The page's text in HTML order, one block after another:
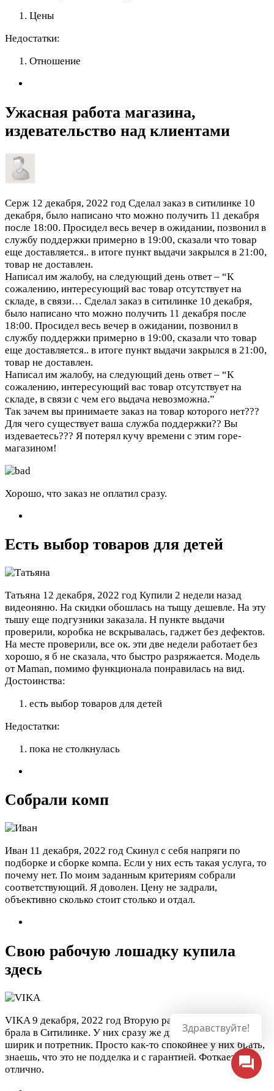
Цены
Недостатки:
Отношение
Ужасная работа магазина,
издевательство над клиентами
Серж 12 декабря, 2022 год Сделал заказ в ситилинке 10
декабря, было написано что можно получить 11 декабря
после 18:00. Просидел весь вечер в ожидании, позвонил в
службу поддержки примерно в 19:00, сказали что товар
еще доставляется.. в итоге пункт выдачи закрылся в 21:00,
товар не доставлен.
Написал им жалобу, на следующий день ответ – “К
сожалению, интересующий вас товар отсутствует на
складе, в связи… Сделал заказ в ситилинке 10 декабря,
было написано что можно получить 11 декабря после
18:00. Просидел весь вечер в ожидании, позвонил в
службу поддержки примерно в 19:00, сказали что товар
еще доставляется.. в итоге пункт выдачи закрылся в 21:00,
товар не доставлен.
Написал им жалобу, на следующий день ответ – “К
сожалению, интересующий вас товар отсутствует на
складе, в связи с чем его выдача невозможна.”
Так зачем вы принимаете заказ на товар которого нет???
Для чего существует ваша служба поддержки?? Вы
издеваетесь??? Я потерял кучу времени с этим горе-
магазином!
Хорошо, что заказ не оплатил сразу.
Есть выбор товаров для детей
Татьяна 12 декабря, 2022 год Купили 2 недели назад
видеоняню. На скидки обошлась на тыщу дешевле. На эту
тышу еще подгузники заказала. Н пункте выдачи
проверили, коробка не вскрывалась, гаджет без дефектов.
На месте проверили, все ок. эти две недели работает без
хорошо, я б не сказала, что быстро разряжается. Модель
от Maman, помимо функционала понравилась на вид.
Достоинства:
есть выбор товаров для детей
Недостатки:
пока не столкнулась
Собрали комп
Иван 11 декабря, 2022 год Скинул с себя напряги по
подборке и сборке компа. Если у них есть такая услуга, то
почему нет. По моим заданным критериям собрали
соответствующий. Я доволен. Цену не задрали,
объективно сколько стоит столько и отдал.
Свою рабочую лошадку купила
здесь
VIKA 9 декабря, 2022 год Вторую рабочую зеркалку
брала в Ситилинке. У них сразу же два объектива взяла,
ширик и потретник. Просто как-то спокойнее у них брать,
знаешь, что это не подделка и с гарантией. Фоткает
отлично.
Здравствуйте!